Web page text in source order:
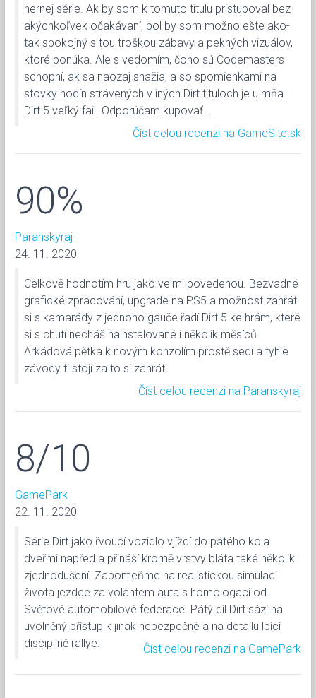
hernej série. Ak by som k tomuto titulu pristupoval bez
akýchkoľvek očakávaní, bol by som možno ešte ako-
tak spokojný s tou troškou zábavy a pekných vizuálov,
ktoré ponúka. Ale s vedomím, čoho sú Codemasters
schopní, ak sa naozaj snažia, a so spomienkami na
stovky hodín strávených v iných Dirt tituloch je u mňa
Dirt 5 veľký fail. Odporúčam kupovať...
Číst celou recenzi na GameSite.sk
90%
Paranskyraj
24. 11. 2020
Celkově hodnotím hru jako velmi povedenou. Bezvadné
grafické zpracování, upgrade na PS5 a možnost zahrát
si s kamarády z jednoho gauče řadí Dirt 5 ke hrám, které
si s chutí necháš nainstalované i několik měsíců.
Arkádová pětka k novým konzolím prostě sedí a tyhle
závody ti stojí za to si zahrát!
Číst celou recenzi na Paranskyraj
8/10
GamePark
22. 11. 2020
Série Dirt jako řvoucí vozidlo vjíždí do pátého kola
dveřmi napřed a přináší kromě vrstvy bláta také několik
zjednodušení. Zapomeňme na realistickou simulaci
života jezdce za volantem auta s homologací od
Světové automobilové federace. Pátý díl Dirt sází na
uvolněný přístup k jinak nebezpečné a na detailu lpící
disciplíně rallye.
Číst celou recenzi na GamePark